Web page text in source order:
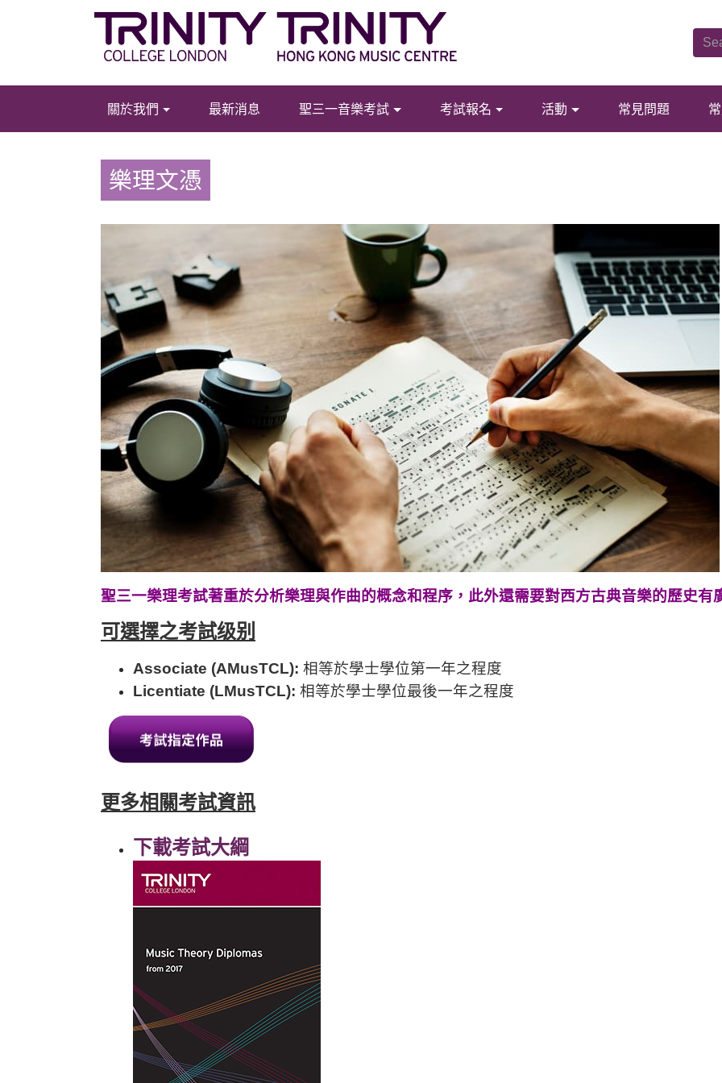
關於我們 最新消息 聖三一音樂考試 考試報名 活動 常見問題
樂理文憑
聖三一樂理考試著重於分析樂理與作曲的概念和程序，此外還需要對西方古典音樂的歷史有
可選擇之考試级别
Associate (AMusTCL): 相等於學士學位第一年之程度
Licentiate (LMusTCL): 相等於學士學位最後一年之程度
更多相關考試資訊
下載考試大綱